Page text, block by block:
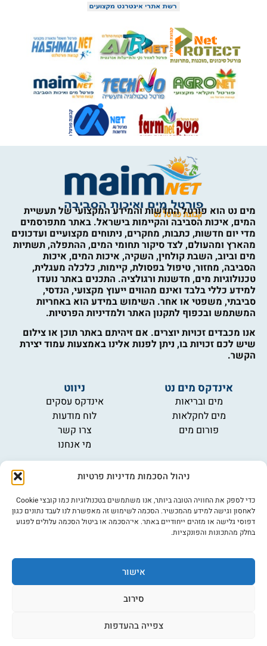
ניהול הסכמות מדיניות פרטיות
כדי לספק את החוויה הטובה ביותר, אנו משתמשים בטכנולוגיות כמו קובצי Cookie
לאחסון וגישה למידע מהמכשיר. הסכמה לשימוש זה מאפשרת לנו לעבד נתונים כגון
דפוסי גלישה או מזהים ייחודיים באתר. אי־הסכמה או ביטול הסכמה עלולים לפגוע
בחלק מהתכונות והפונקציות.
אישור
סירוב
צפייה בהעדפות
מים נט הוא פורטל החדשות והמידע המקצועי של תעשיית
המים, איכות הסביבה והקיימות בישראל. באתר מתפרסמים
מדי יום חדשות, כתבות, מחקרים, ניתוחים מקצועיים ועדכונים
מהארץ ומהעולם, לצד סיקור תחומי המים, ההתפלה, תשתיות
מים וביוב, השבת קולחין, השקיה, איכות המים, איכות
הסביבה, מחזור, טיפול בפסולת, קיימות, כלכלה מעגלית,
טכנולוגיות מים, חדשנות ורגולציה. התכנים באתר נועדו
למידע כללי בלבד ואינם מהווים ייעוץ מקצועי, הנדסי,
סביבתי, משפטי או אחר. השימוש במידע הוא באחריות
המשתמש ובכפוף לתקנון האתר ולמדיניות הפרטיות.
אנו מכבדים זכויות יוצרים. אם זיהיתם באתר תוכן או צילום
שיש לכם זכויות בו, ניתן לפנות אלינו באמצעות עמוד יצירת
הקשר.
אינדקס מים נט
מים ובריאות
מים לחקלאות
פורום מים
ניווט
אינדקס עסקים
לוח מודעות
צרו קשר
מי אנחנו
מידע
תקנון
הרשמה לניוזלטר
פרסמו אצלנו
הצהרת נגישות
©כל הזכויות שמורות למים נט (נוסד בשנת 2007) אתר: דיביין